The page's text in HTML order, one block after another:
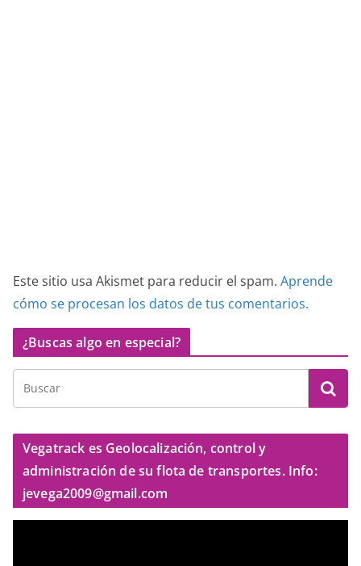
Este sitio usa Akismet para reducir el spam. Aprende
cómo se procesan los datos de tus comentarios.
¿Buscas algo en especial?
Vegatrack es Geolocalización, control y
administración de su flota de transportes. Info:
jevega2009@gmail.com